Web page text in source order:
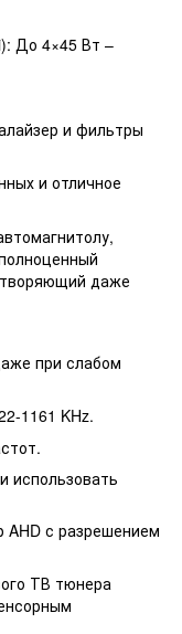
До 4×45 Вт –
и фильтры
и отличное
даже
при слабом
1161 KHz.
использовать
с разрешением
ТВ тюнера